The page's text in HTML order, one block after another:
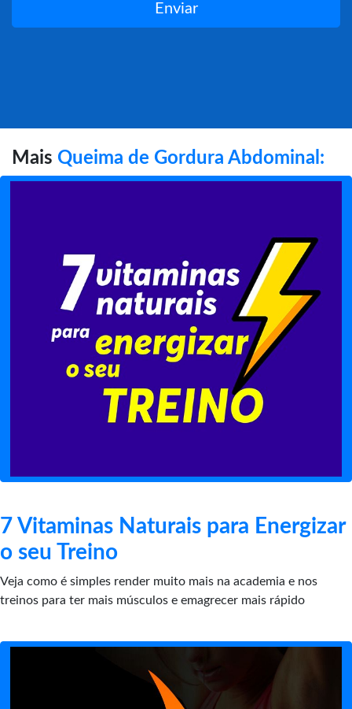
Enviar
Mais Queima de Gordura Abdominal:
7 Vitaminas Naturais para Energizar
o seu Treino
Veja como é simples render muito mais na academia e nos
treinos para ter mais músculos e emagrecer mais rápido